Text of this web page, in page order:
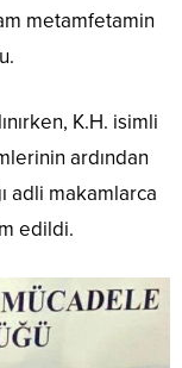
metamfetamin
K.H. isimli
ardından
adli makamlarca
edildi.